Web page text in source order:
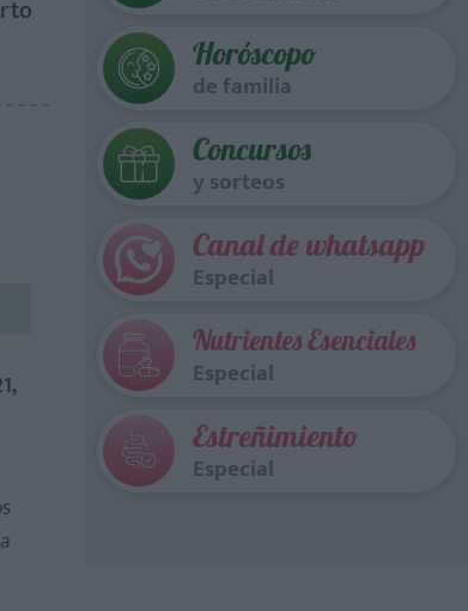
Horóscopo
de familia
Concursos
y sorteos
Canal de whatsapp
Especial
Nutrientes Esenciales
Especial
Estreñimiento
Especial